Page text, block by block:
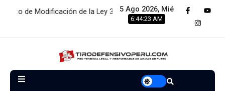
de la Ley 30299 Browning Hi Power 9mm
5 Ago 2026, Mié
6:44:24 AM